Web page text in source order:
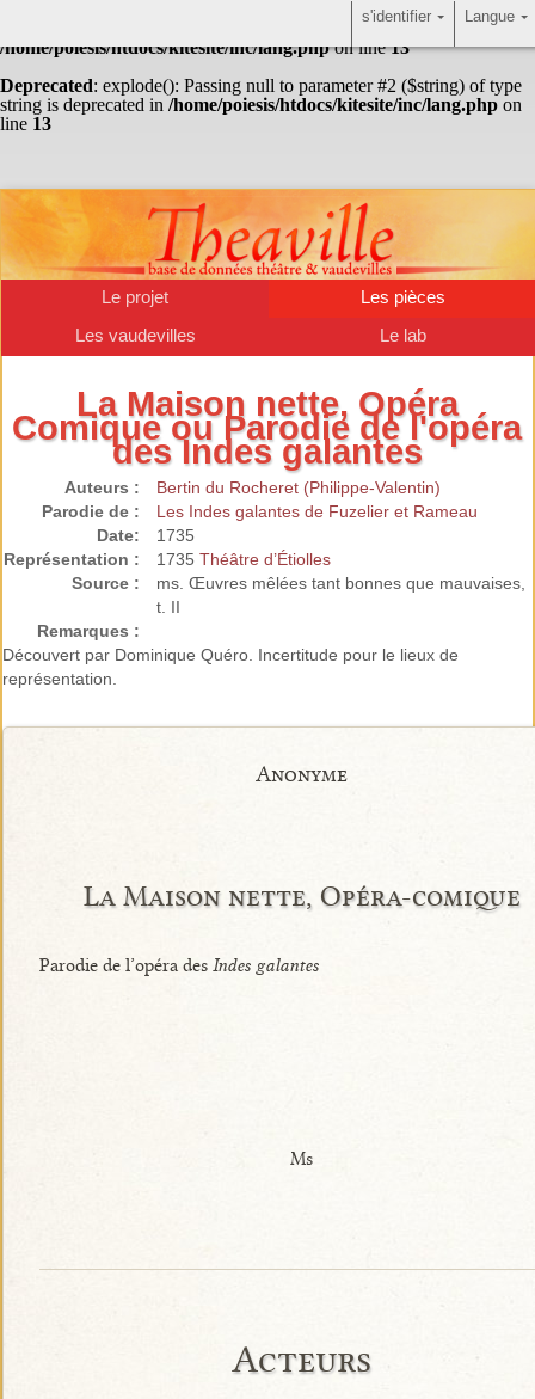
: Undefined array key "HTTP_ACCEPT_LANGUAGE" in
/home/poiesis/htdocs/kitesite/inc/lang.phpon line13
Deprecated: explode(): Passing null to parameter #2 ($string) of type
string is deprecated in /home/poiesis/htdocs/kitesite/inc/lang.php on
line 13
Le projet
Les pièces
Les vaudevilles
Le lab
La Maison nette, Opéra
Comique ou Parodie de l'opéra
des Indes galantes
Auteurs :
Bertin du Rocheret (Philippe-Valentin)
Parodie de :
Les Indes galantes de Fuzelier et Rameau
Date:
1735
Représentation :
1735 Théâtre d’Étiolles
Source :
ms. Œuvres mêlées tant bonnes que mauvaises,
t. II
Remarques :
Découvert par Dominique Quéro. Incertitude pour le lieux de
représentation.
Anonyme
La Maison nette, Opéra-comique
Parodie de l’opéra des Indes galantes
Ms
Acteurs
Langue
s'identifier